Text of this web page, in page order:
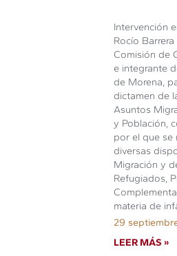
Intervención
Rocío
Comisión de
e integrante
de Morena,
dictamen de
Asuntos
y Población,
por el que se
diversas
Migración y
Refugiados,
materia de
29
LEER MÁS »